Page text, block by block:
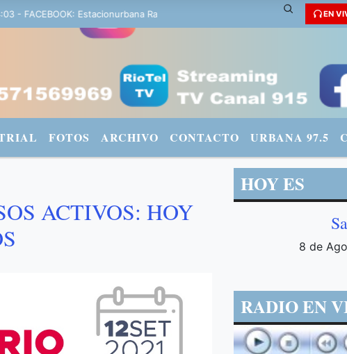
Estacionurbana Radiourbana - TWITTER: @fmradiourbana - EN
FOTOS ARCHIVO CONTACTO URBANA 97.5
ACTIVOS: HOY
HOY ES
8 de
RADIO EN